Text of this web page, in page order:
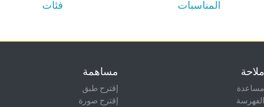
المناسبات فئات
ملاحة
مساعدة
الفهرسة
مساهمة
إقترح طبق
إقترح صورة